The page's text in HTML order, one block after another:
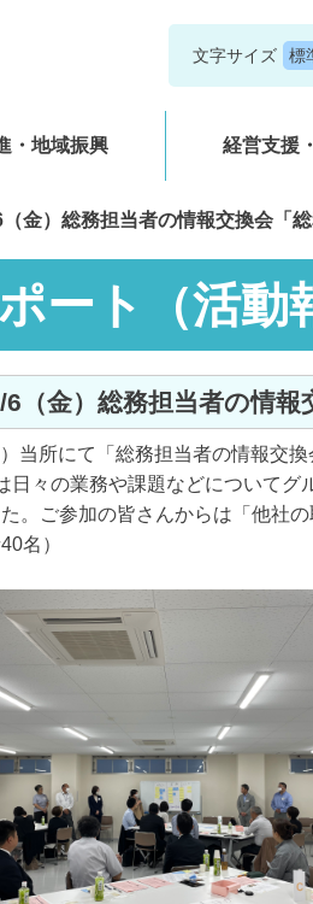
文字サイズ
・地域振興 経営支援
（金）総務担当者の情報交換会「
ート（活動
6（金）総務担当者の情
当所にて「総務担当者の情報交
日々の業務や課題などについてグ
。ご参加の皆さんからは「他社
名）